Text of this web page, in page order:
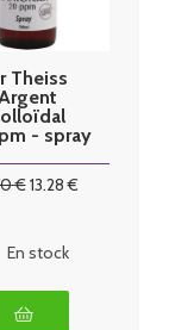
Theiss
Argent
- spray
€13.28€
En stock